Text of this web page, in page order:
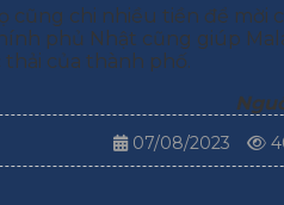
cũng chi nhiều tiền để mời
phủ Nhật cũng giúp
của thành phố.
07/08/2023